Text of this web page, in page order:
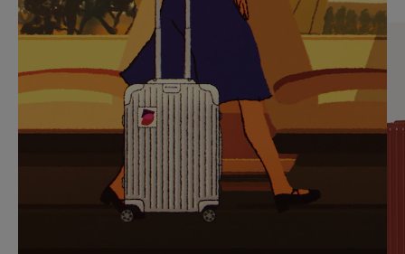
PREMERE
PER
METTERLO
PAUSA
ATTIVARE
LAUDIO